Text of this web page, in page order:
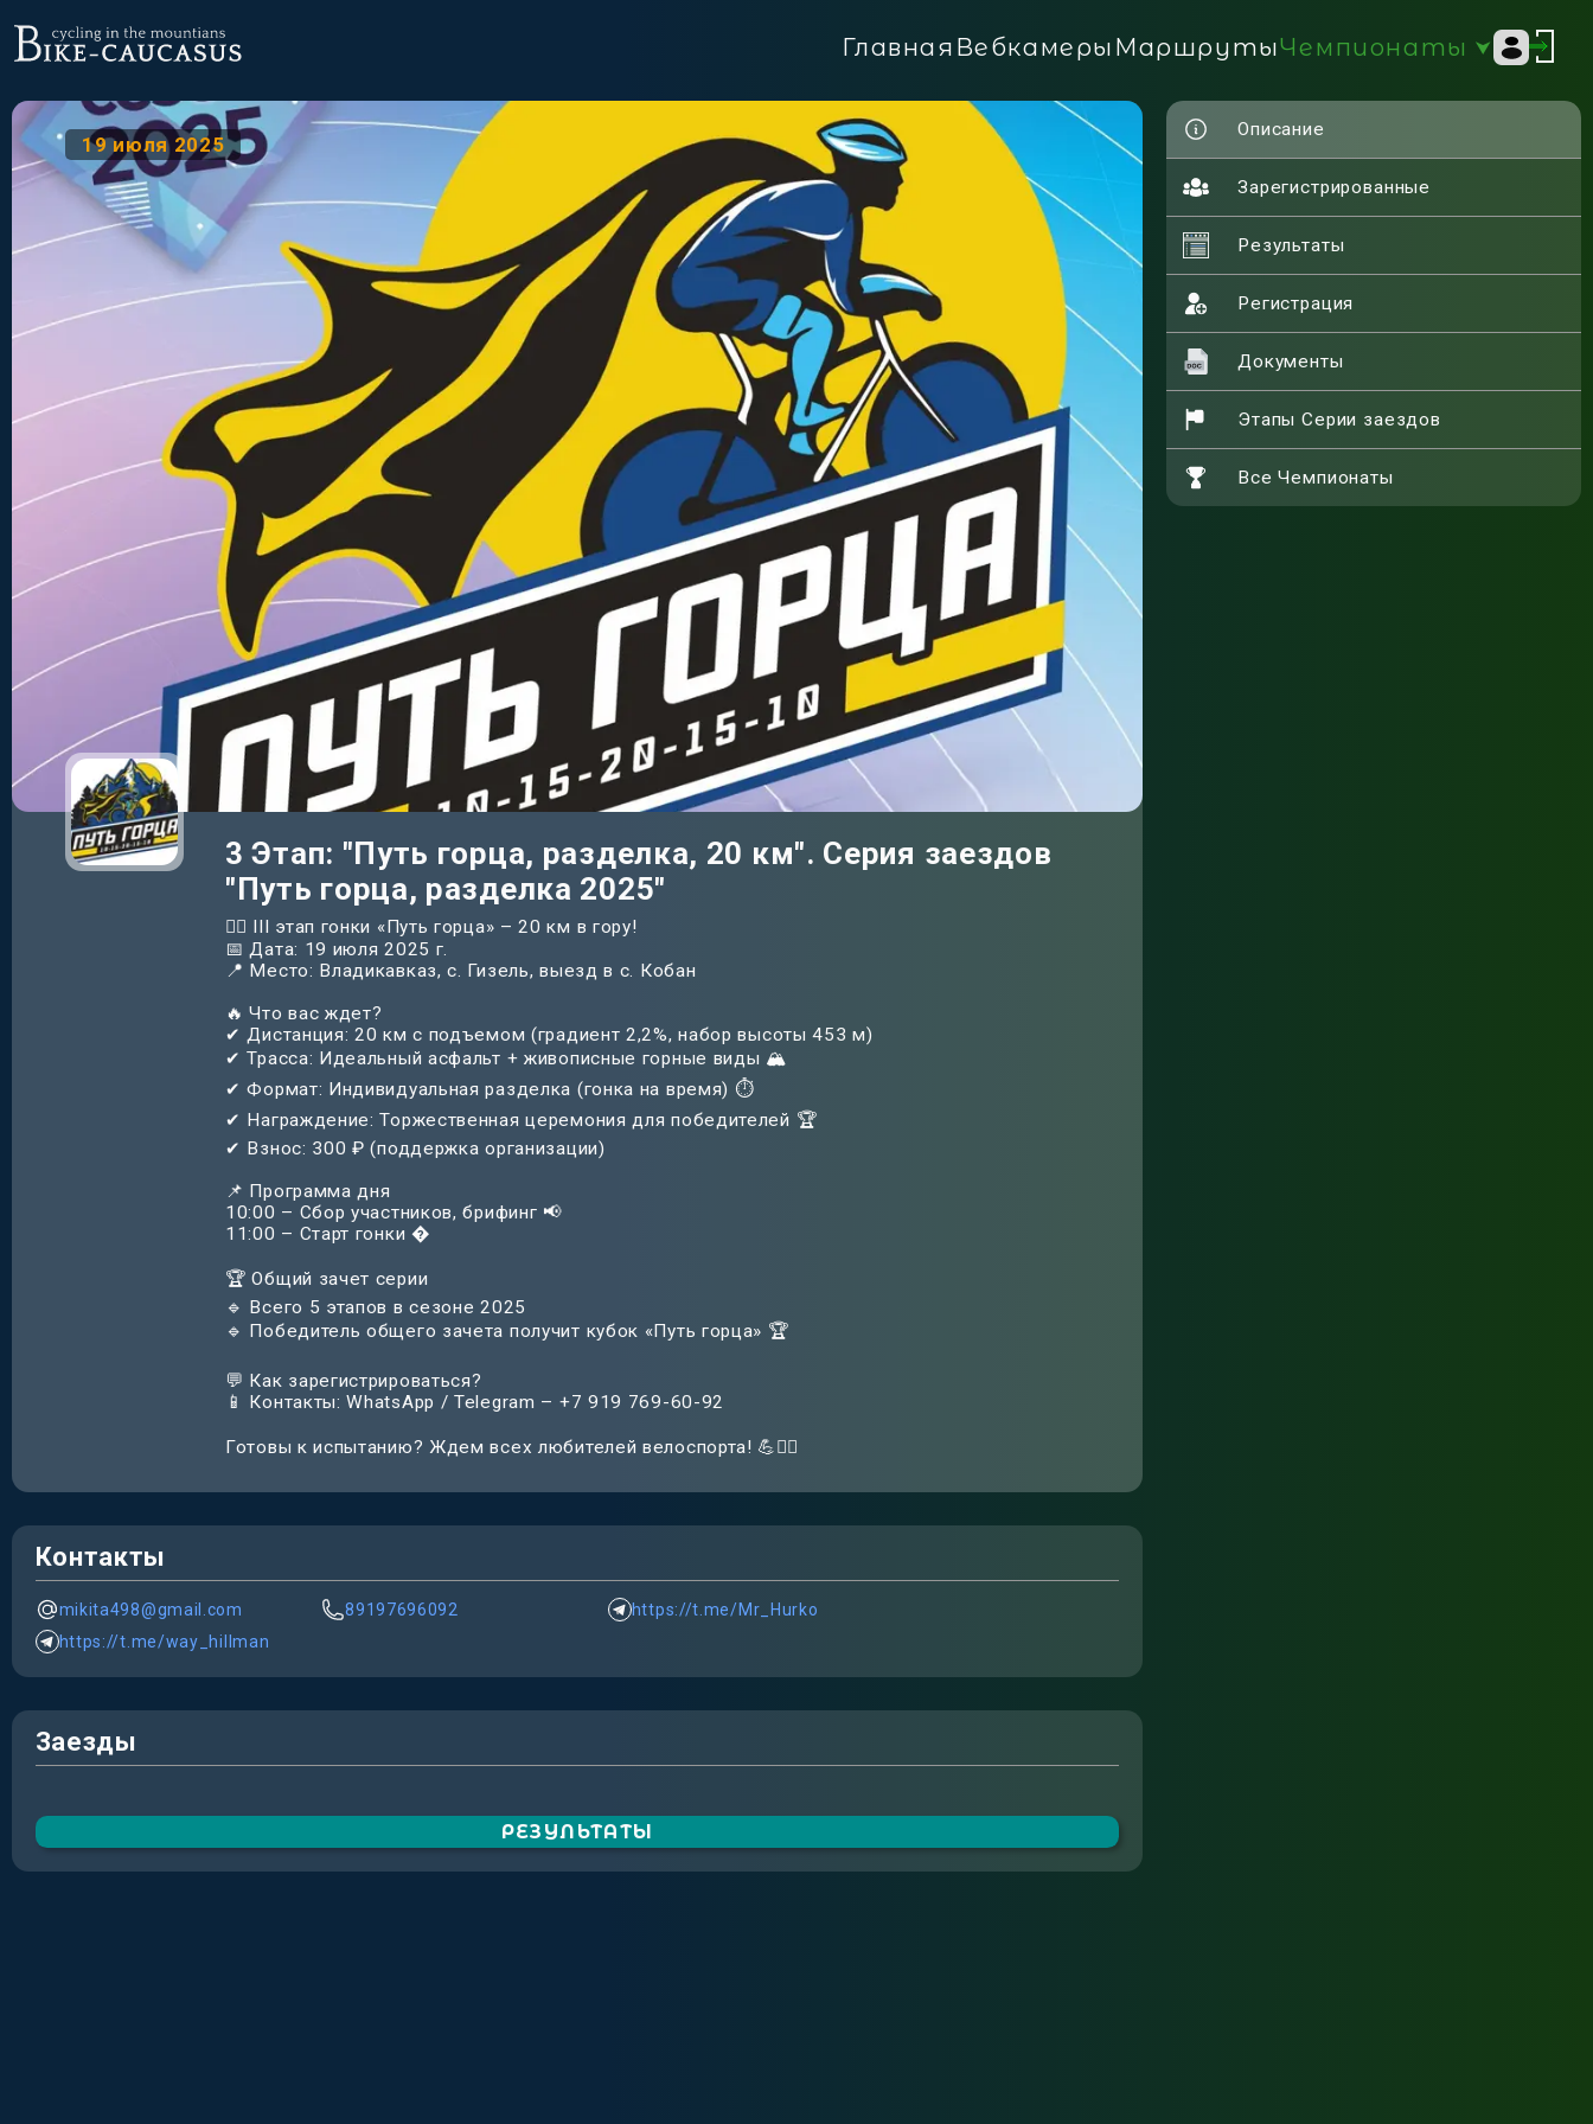
Главная Вебкамеры МаршрутыЧемпионаты
19 июля 2025
3 Этап: "Путь горца, разделка, 20 км". Серия заездов
"Путь горца, разделка 2025"
🚵‍♂️ III этап гонки «Путь горца» – 20 км в гору!
📅 Дата: 19 июля 2025 г.
📍 Место: Владикавказ, с. Гизель, выезд в с. Кобан
🔥 Что вас ждет?
✔ Дистанция: 20 км с подъемом (градиент 2,2%, набор высоты 453 м)
✔ Трасса: Идеальный асфальт + живописные горные виды 🏔️
✔ Формат: Индивидуальная разделка (гонка на время) ⏱️
✔ Награждение: Торжественная церемония для победителей 🏆
✔ Взнос: 300 ₽ (поддержка организации)
📌 Программа дня
10:00 – Сбор участников, брифинг 📢
11:00 – Старт гонки �
🏆 Общий зачет серии
🔹 Всего 5 этапов в сезоне 2025
🔹 Победитель общего зачета получит кубок «Путь горца» 🏆
💬 Как зарегистрироваться?
📱 Контакты: WhatsApp / Telegram – +7 919 769-60-92
Готовы к испытанию? Ждем всех любителей велоспорта! 💪🚴‍♂️
Контакты
mikita498@gmail.com 89197696092
https://t.me/Mr_Hurko
https://t.me/way_hillman
Заезды
РЕЗУЛЬТАТЫ
Описание
Зарегистрированные
Результаты
Регистрация
Документы
Этапы Серии заездов
Все Чемпионаты